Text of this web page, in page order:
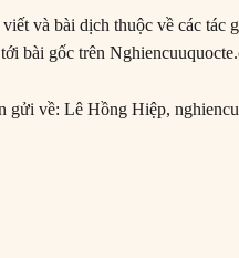
và bài dịch thuộc về các
bài gốc trên
gửi về: Lê Hồng Hiệp,